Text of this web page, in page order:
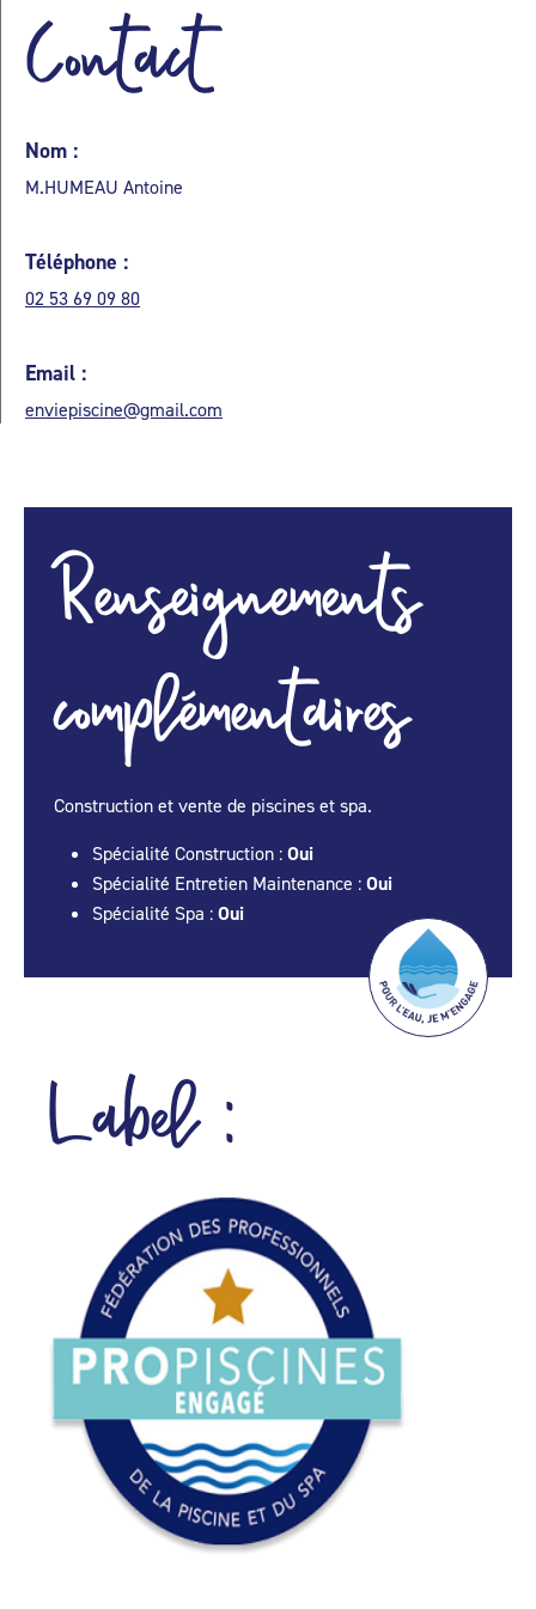
Contact
Nom :
M.HUMEAU Antoine
Téléphone :
02 53 69 09 80
Email :
enviepiscine@gmail.com
Renseignements
complémentaires
Construction et vente de piscines et spa.
Spécialité Construction : Oui
Spécialité Entretien Maintenance : Oui
Spécialité Spa : Oui
Label :